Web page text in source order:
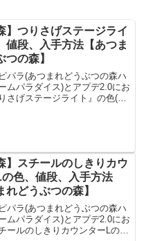
】つりさげステージライ
値段、入手方法【あつま
つの森】
パラ(あつまれどうぶつの森ハ
ムパラダイス)とアプデ2.0にお
さげステージライト』の色(カ
】スチールのしきりカウ
色、値段、入手方法
れどうぶつの森】
パラ(あつまれどうぶつの森ハ
ムパラダイス)とアプデ2.0にお
ールのしきりカウンターLのリ